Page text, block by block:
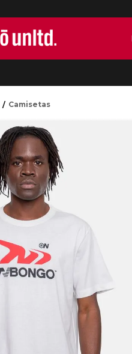
Camisetas